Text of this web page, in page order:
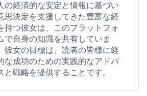
の経済的な安定と情報に基づい
思決定を支援してきた豊富な経
持つ彼女は、このプラットフォ
で自身の知識を共有していま
彼女の目標は、読者の皆様に経
な成功のための実践的なアドバ
と戦略を提供することです。